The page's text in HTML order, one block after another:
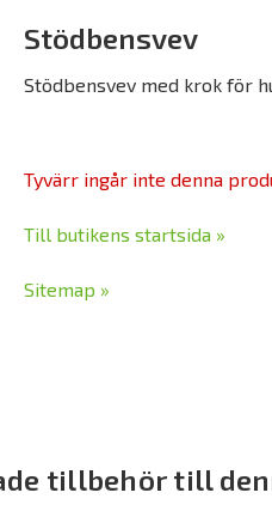
Stödbensvev
Stödbensvev med krok för
Tyvärr ingår inte denna
Till butikens startsida »
Sitemap »
tillbehör till